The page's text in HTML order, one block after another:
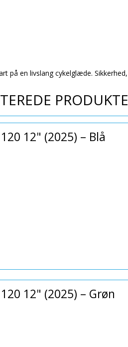
på en livslang cykelglæde.
12" (2025) – Blå
12" (2025) – Grøn